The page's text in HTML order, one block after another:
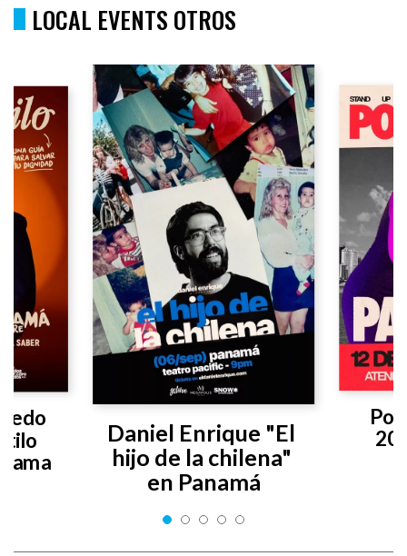
LOCAL EVENTS OTROS
Daniel Enrique "El
hijo de la chilena"
en Panamá